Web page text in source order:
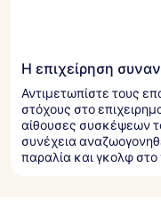
Η επιχείρηση
Αντιμετωπίστε τους
στόχους στο
αίθουσες συσκέψεων
συνέχεια
παραλία και γκολφ